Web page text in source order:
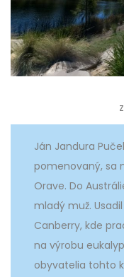
Ján Jandura
pomenovaný, sa
Orave. Do
mladý muž.
Canberry, kde
na výrobu
obyvatelia tohto